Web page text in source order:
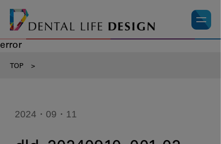
error
TOP >
2024・09・11